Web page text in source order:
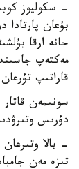
- سكوليوز
بۇعان
جانە ارقا
مەكتەپ
قاراتىپ
سونىمەن قاتار
دۇرىس
- بالا